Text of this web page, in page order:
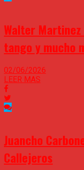
Walter
tango y mucho
02/06/2026
LEER MAS
Juancho
Callejeros